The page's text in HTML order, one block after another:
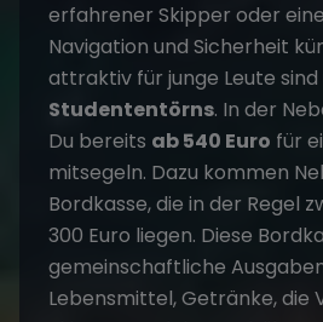
erfahrener Skipper oder
Navigation und Sicherheit
attraktiv für junge Leute sind
Studententörns. In der
Du bereits ab 540 Euro für
mitsegeln. Dazu kommen
Bordkasse, die in der Regel
300 Euro liegen. Diese
gemeinschaftliche
Lebensmittel, Getränke, die